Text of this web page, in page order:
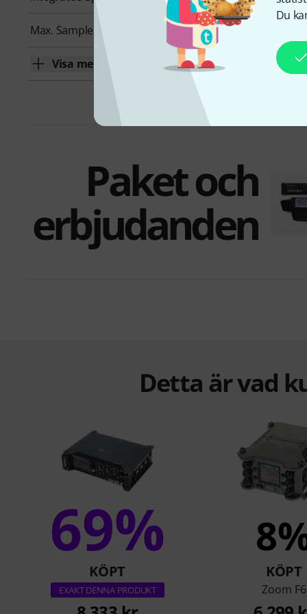
Du
Max. Sample Rate
Visa mer
Paket och
erbjudanden
Detta är vad
69%
KÖPT
EXAKT DENNA PRODUKT
KÖPT
Zoom F6